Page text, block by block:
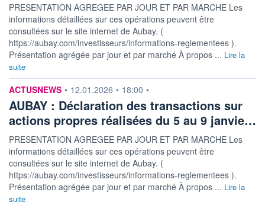
PRESENTATION AGREGEE PAR JOUR ET PAR MARCHE Les
informations détaillées sur ces opérations peuvent être
consultées sur le site internet de Aubay. (
https://aubay.com/investisseurs/informations-reglementees ).
Présentation agrégée par jour et par marché À propos ... Lire la
suite
information fournie par
ACTUSNEWS • 12.01.2026 • 18:00 •
AUBAY : Déclaration des transactions sur
actions propres réalisées du 5 au 9 janvie…
PRESENTATION AGREGEE PAR JOUR ET PAR MARCHE Les
informations détaillées sur ces opérations peuvent être
consultées sur le site internet de Aubay. (
https://aubay.com/investisseurs/informations-reglementees ).
Présentation agrégée par jour et par marché À propos ... Lire la
suite